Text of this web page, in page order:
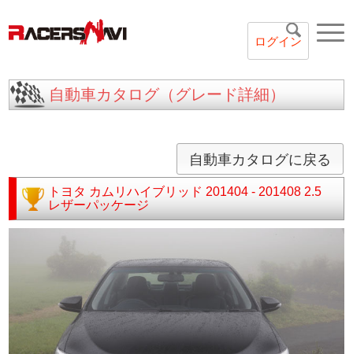
ログイン
自動車カタログ（グレード詳細）
自動車カタログに戻る
トヨタ カムリハイブリッド 201404 - 201408 2.5
レザーパッケージ